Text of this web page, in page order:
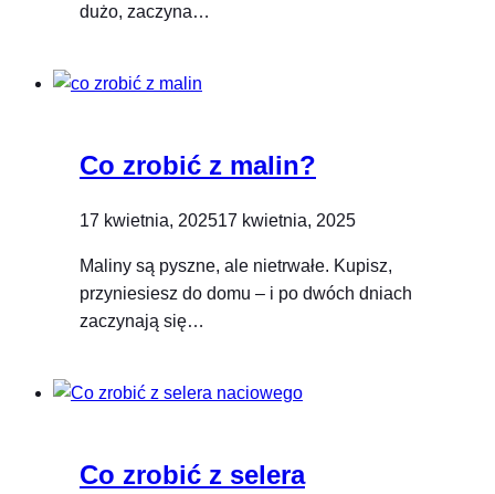
dużo, zaczyna…
Co zrobić z malin?
17 kwietnia, 202517 kwietnia, 2025
Maliny są pyszne, ale nietrwałe. Kupisz,
przyniesiesz do domu – i po dwóch dniach
zaczynają się…
Co zrobić z selera